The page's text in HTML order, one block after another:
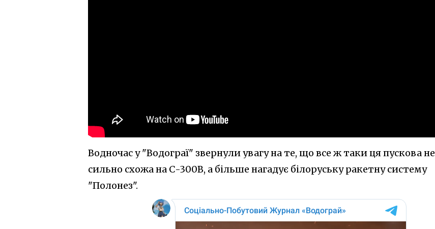
Водночас у "Водограї" звернули увагу на те, що все ж таки ця пускова не
сильно схожа на С-300В, а більше нагадує білоруську ракетну систему
"Полонез".